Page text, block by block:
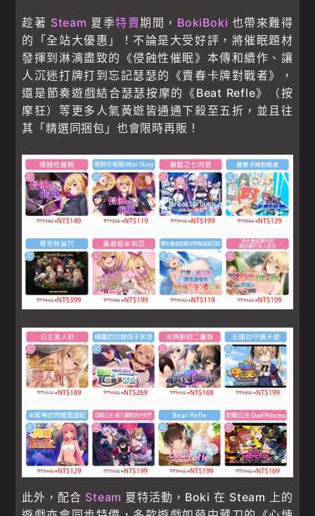
趁著 Steam 夏季特賣期間， BokiBoki 也帶來難得
的「全站大優惠」！不論是大受好評，將催眠題材
發揮到淋漓盡致的《侵蝕性催眠》本傳和續作、讓
人沉迷打牌打到忘記瑟瑟的《賣春卡牌對戰者》，
還是節奏遊戲結合瑟瑟按摩的《Beat Refle》（按
摩狂）等更多人氣黃遊皆通通下殺至五折，並且往
其「精選同捆包」也會限時再販！
此外，配合 Steam 夏特活動，Boki 在 Steam 上的